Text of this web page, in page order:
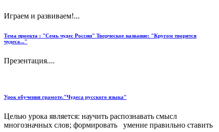
Играем и развиваем!...
Тема проекта : "Семь чудес России" Творческое название: "Кругом творятся
чудеса..."
Презентация....
Урок обучения грамоте."Чудеса русского языка"
Целью урока является: научить распознавать смысл
многозначных слов; формировать умение правильно ставить